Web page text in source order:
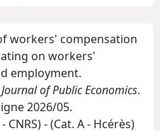
workers' compensation
on workers'
employment.
Journal of Public Economics.
2026/05.
CNRS) - (Cat. A - Hcérès)